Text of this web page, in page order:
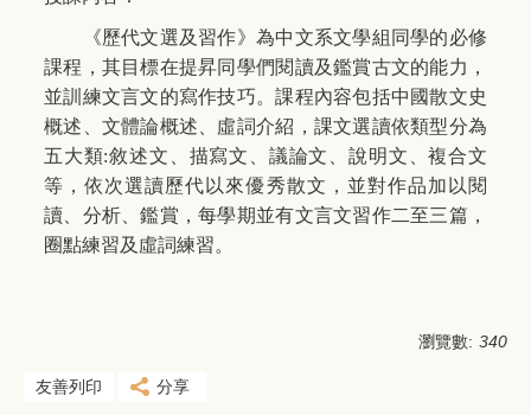
《歷代文選及習作》為中文系文學組同學的必修
課程，其目標在提昇同學們閱讀及鑑賞古文的能力，
並訓練文言文的寫作技巧。課程內容包括中國散文史
概述、文體論概述、虛詞介紹，課文選讀依類型分為
五大類:敘述文、描寫文、議論文、說明文、複合文
等，依次選讀歷代以來優秀散文，並對作品加以閱
讀、分析、鑑賞，每學期並有文言文習作二至三篇，
圈點練習及虛詞練習。
瀏覽數: 340
友善列印 分享